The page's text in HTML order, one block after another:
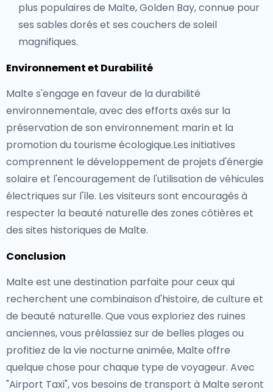
plus populaires de Malte, Golden Bay, connue pour
ses sables dorés et ses couchers de soleil
magnifiques.
Environnement et Durabilité
Malte s'engage en faveur de la durabilité
environnementale, avec des efforts axés sur la
préservation de son environnement marin et la
promotion du tourisme écologique.Les initiatives
comprennent le développement de projets d'énergie
solaire et l'encouragement de l'utilisation de véhicules
électriques sur l'île. Les visiteurs sont encouragés à
respecter la beauté naturelle des zones côtières et
des sites historiques de Malte.
Conclusion
Malte est une destination parfaite pour ceux qui
recherchent une combinaison d'histoire, de culture et
de beauté naturelle. Que vous exploriez des ruines
anciennes, vous prélassiez sur de belles plages ou
profitiez de la vie nocturne animée, Malte offre
quelque chose pour chaque type de voyageur. Avec
"Airport Taxi", vos besoins de transport à Malte seront